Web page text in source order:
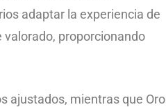
adaptar la experiencia de
proporcionando
ajustados, mientras que Oro